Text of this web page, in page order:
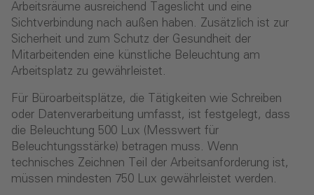
Arbeitsräume ausreichend Tageslicht und eine
Sichtverbindung nach außen haben. Zusätzlich ist zur
Sicherheit und zum Schutz der Gesundheit der
Mitarbeitenden eine künstliche Beleuchtung am
Arbeitsplatz zu gewährleistet.
Für Büroarbeitsplätze, die Tätigkeiten wie Schreiben
oder Datenverarbeitung umfasst, ist festgelegt, dass
die Beleuchtung 500 Lux (Messwert für
Beleuchtungsstärke) betragen muss. Wenn
technisches Zeichnen Teil der Arbeitsanforderung ist,
müssen mindesten 750 Lux gewährleistet werden.